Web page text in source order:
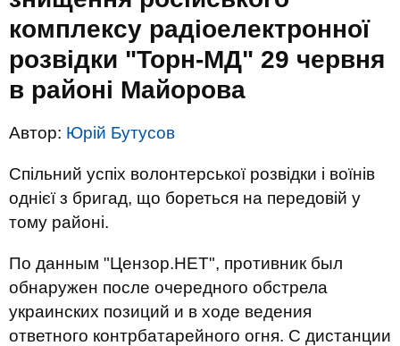
комплексу радіоелектронної
розвідки "Торн-МД" 29 червня
в районі Майорова
Автор: Юрій Бутусов
Спільний успіх волонтерської розвідки і воїнів
однієї з бригад, що бореться на передовій у
тому районі.
По данным "Цензор.НЕТ", противник был
обнаружен после очередного обстрела
украинских позиций и в ходе ведения
ответного контрбатарейного огня. С дистанции